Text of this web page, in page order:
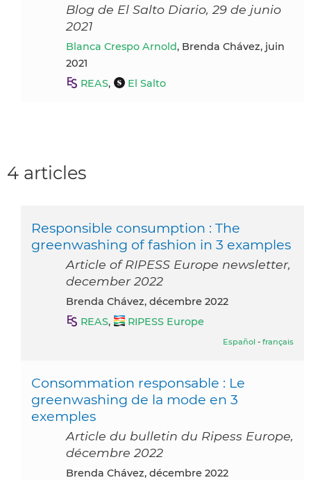
Blog de El Salto Diario, 29 de junio
2021
Blanca Crespo Arnold, Brenda Chávez, juin
2021
REAS, El Salto
4 articles
Responsible consumption : The
greenwashing of fashion in 3 examples
Article of RIPESS Europe newsletter,
december 2022
Brenda Chávez, décembre 2022
REAS, RIPESS Europe
Español - français
Consommation responsable : Le
greenwashing de la mode en 3
exemples
Article du bulletin du Ripess Europe,
décembre 2022
Brenda Chávez, décembre 2022